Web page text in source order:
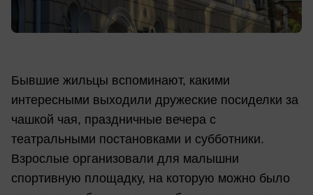
Бывшие жильцы вспоминают, какими
интересными выходили дружеские посиделки за
чашкой чая, праздничные вечера с
театральными постановками и субботники.
Взрослые организовали для малышни
спортивную площадку, на которую можно было